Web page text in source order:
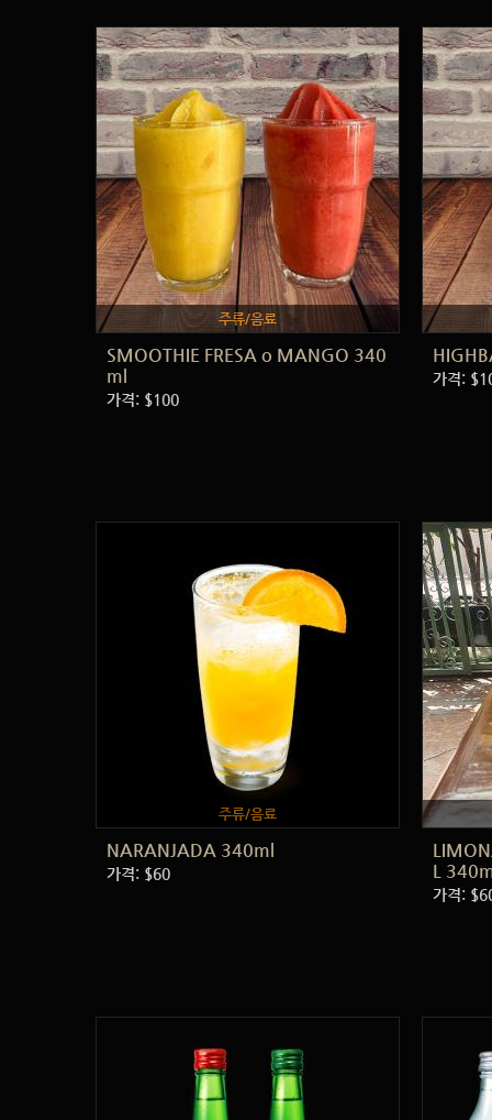
주류/음료
SMOOTHIE FRESA o MANGO 340
ml
가격: $100
가격:
주류/음료
NARANJADA 340ml
가격: $60
L
가격: